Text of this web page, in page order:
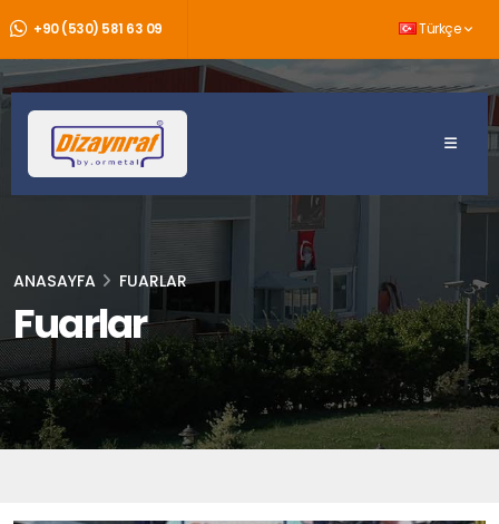
+90 (530) 581 63 09 Türkçe
ANASAYFA FUARLAR
Fuarlar